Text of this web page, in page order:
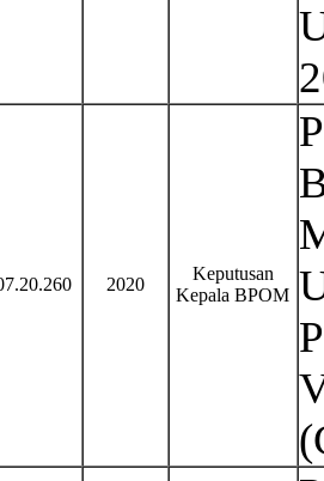
2020
Keputusan
Kepala BPOM